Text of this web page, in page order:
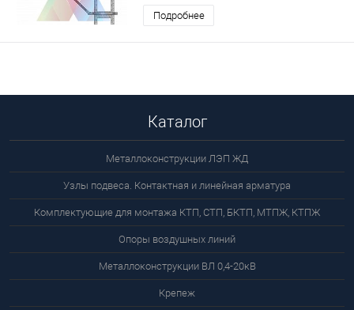
с кольцами
Подробнее
Каталог
Металлоконструкции ЛЭП ЖД
Узлы подвеса. Контактная и линейная арматура
Комплектующие для монтажа КТП, СТП, БКТП, МТПЖ, КТПЖ
Опоры воздушных линий
Металлоконструкции ВЛ 0,4-20кВ
Крепеж